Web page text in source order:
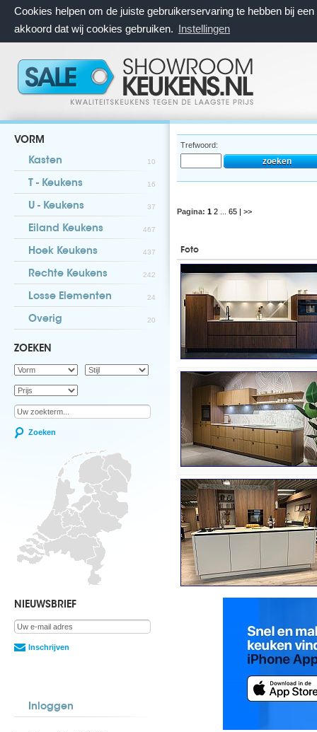
Cookies helpen om de juiste gebruikerservaring te hebben bij
akkoord dat wij cookies gebruiken. Instellingen
VORM
Kasten 10
T - Keukens 16
U - Keukens 37
Eiland Keukens 467
Hoek Keukens 437
Rechte Keukens 242
Losse Elementen 24
Overig 20
ZOEKEN
Zoeken
NIEUWSBRIEF
Inschrijven
Inloggen
Trefwoord:
Pagina: 1 2 65 | >>
Foto